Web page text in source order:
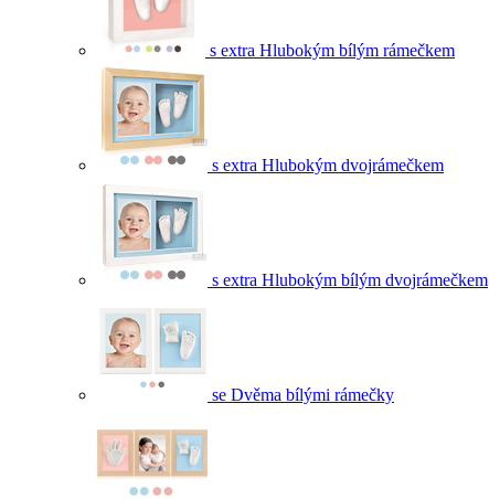
s extra Hlubokým bílým rámečkem
s extra Hlubokým dvojrámečkem
s extra Hlubokým bílým dvojrámečkem
se Dvěma bílými rámečky